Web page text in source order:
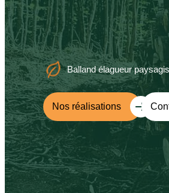
Balland élagueur
Nos réalisations